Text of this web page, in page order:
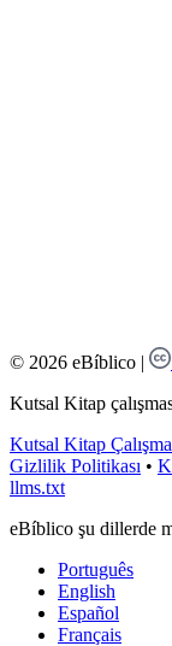
© 2026 eBíblico |
Kutsal Kitap
Kutsal Kitap
Gizlilik Politikası •
llms.txt
eBíblico şu dillerde
Português
English
Español
Français